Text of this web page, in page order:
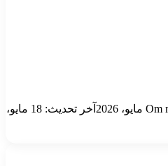
Om
آخر تحديث: 18 مايو،